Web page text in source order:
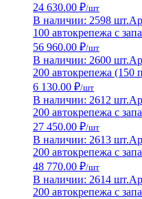
24 630.00 ₽/шт
В наличии: 2598 шт.
100 автокрепежа с
56 960.00 ₽/шт
В наличии: 2600 шт.
200 автокрепежа (150
6 130.00 ₽/шт
В наличии: 2612 шт.
200 автокрепежа с
27 450.00 ₽/шт
В наличии: 2613 шт.
200 автокрепежа с
48 770.00 ₽/шт
В наличии: 2614 шт.
200 автокрепежа с